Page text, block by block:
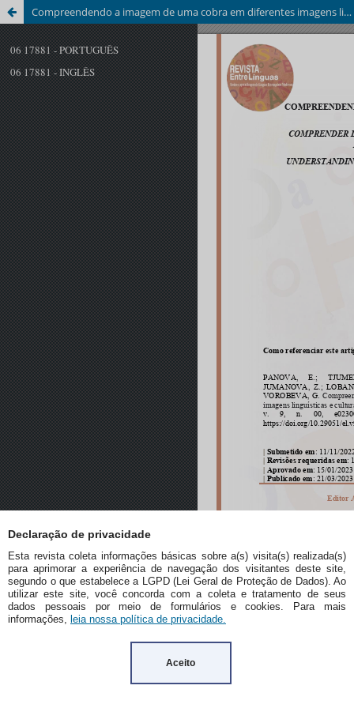
Declaração de privacidade
Esta revista coleta informações básicas sobre a(s) visita(s) realizada(s)
para aprimorar a experiência de navegação dos visitantes deste site,
segundo o que estabelece a LGPD (Lei Geral de Proteção de Dados). Ao
utilizar este site, você concorda com a coleta e tratamento de seus
dados pessoais por meio de formulários e cookies. Para mais
informações, leia nossa política de privacidade.
Aceito
Compreendendo a imagem de uma cobra em diferentes imagens linguísticas e culturais do mundo